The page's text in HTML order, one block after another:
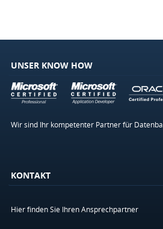
UNSER KNOW HOW
Wir sind Ihr kompetenter Partner für
KONTAKT
Hier finden Sie Ihren Ansprechpartner